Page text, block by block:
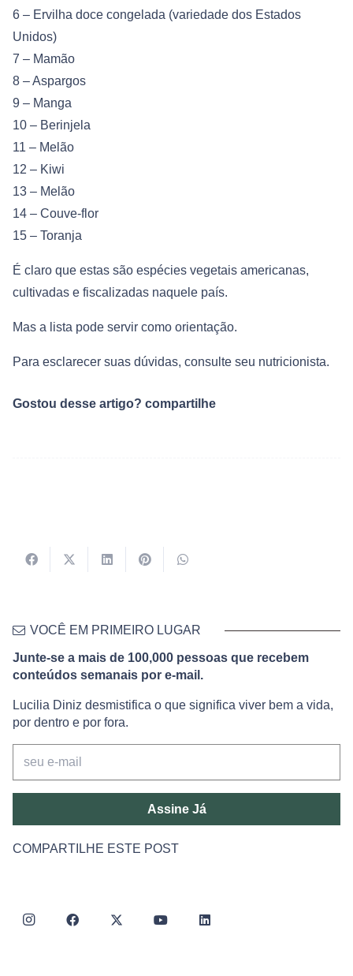
6 – Ervilha doce congelada (variedade dos Estados
Unidos)
7 – Mamão
8 – Aspargos
9 – Manga
10 – Berinjela
11 – Melão
12 – Kiwi
13 – Melão
14 – Couve-flor
15 – Toranja
É claro que estas são espécies vegetais americanas,
cultivadas e fiscalizadas naquele país.
Mas a lista pode servir como orientação.
Para esclarecer suas dúvidas, consulte seu nutricionista.
Gostou desse artigo? compartilhe
VOCÊ EM PRIMEIRO LUGAR
Junte-se a mais de 100,000 pessoas que recebem
conteúdos semanais por e-mail.
Lucilia Diniz desmistifica o que significa viver bem a vida,
por dentro e por fora.
Assine Já
COMPARTILHE ESTE POST